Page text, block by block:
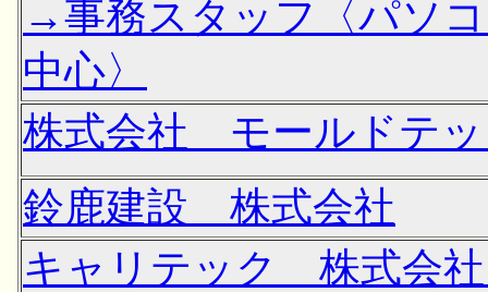
→事務スタッフ〈パソ
中心〉
株式会社 モールドテ
鈴鹿建設 株式会社
キャリテック 株式会